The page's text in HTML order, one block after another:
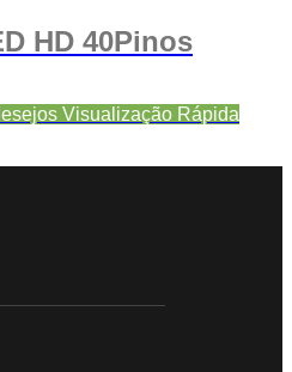
HD 40Pinos
Visualização Rápida